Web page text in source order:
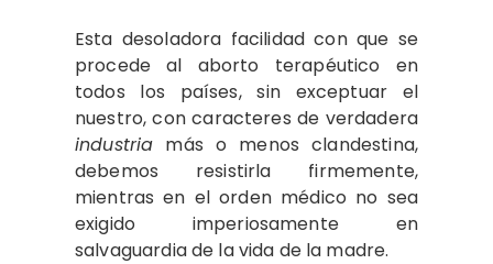
Esta desoladora facilidad con que se
procede al aborto terapéutico en
todos los países, sin exceptuar el
nuestro, con caracteres de verdadera
industria más o menos clandestina,
debemos resistirla firmemente,
mientras en el orden médico no sea
exigido imperiosamente en
salvaguardia de la vida de la madre.